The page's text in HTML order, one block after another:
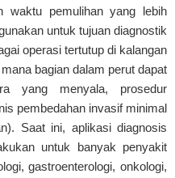
waktu pemulihan yang lebih
untuk tujuan diagnostik
operasi tertutup di kalangan
bagian dalam perut dapat
yang menyala, prosedur
pembedahan invasif minimal
Saat ini, aplikasi diagnosis
untuk banyak penyakit
gastroenterologi, onkologi,